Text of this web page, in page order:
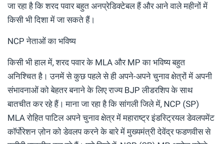
जा रहा है कि शरद पवार बहुत अनप्रेडिक्टेबल हैं और आने वाले महीनों में
किसी भी दिशा में जा सकते हैं।
NCP नेताओं का भविष्य
किसी भी हाल में, शरद पवार के MLA और MP का भविष्य बहुत
अनिश्चित है। उनमें से कुछ पहले से ही अपने-अपने चुनाव क्षेत्रों में अपनी
संभावनाओं को बेहतर बनाने के लिए राज्य BJP लीडरशिप के साथ
बातचीत कर रहे हैं। माना जा रहा है कि सांगली जिले में, NCP (SP)
MLA रोहित पाटिल अपने चुनाव क्षेत्र में महाराष्ट्र इंडस्ट्रियल डेवलपमेंट
कॉर्पोरेशन ज़ोन को डेवलप करने के बारे में मुख्यमंत्री देवेंद्र फडणवीस से